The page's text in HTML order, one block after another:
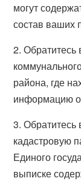
могут
состав ваших
2.
района, где
информацию о
3.
кадастровую
Единого
выписке